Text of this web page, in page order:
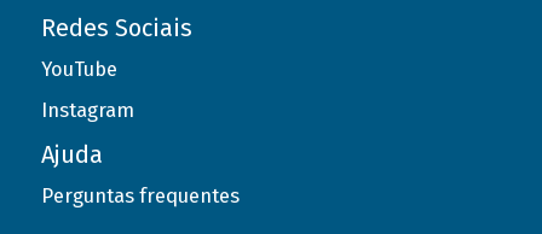
Redes Sociais
YouTube
Instagram
Ajuda
Perguntas frequentes